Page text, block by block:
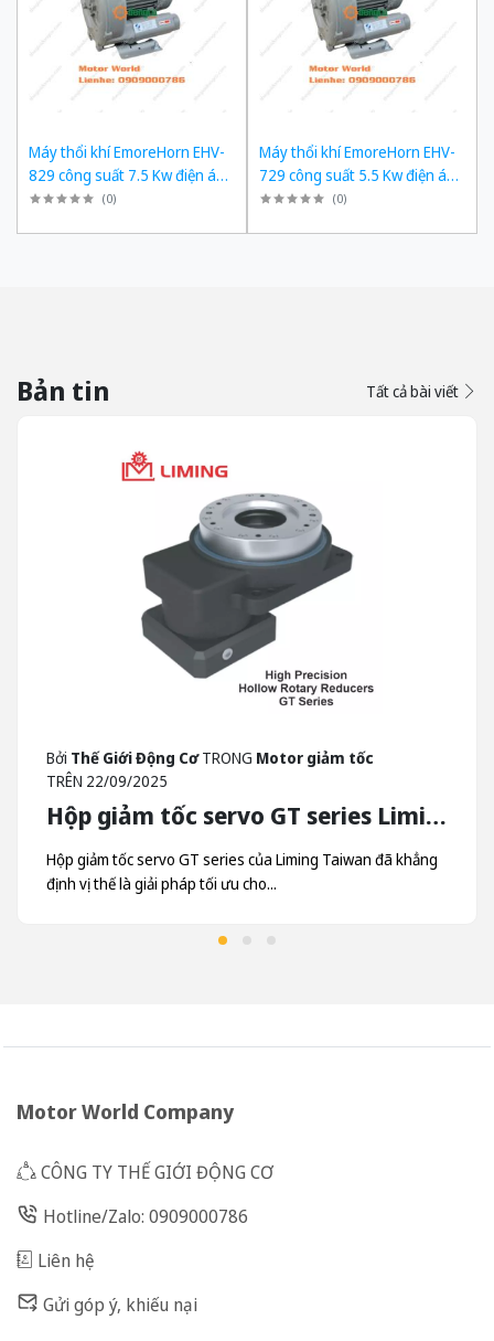
Máy thổi khí EmoreHorn EHV-
829 công suất 7.5 Kw điện áp
3pha 380VAC, 50Hz
(0)
Máy thổi khí EmoreHorn EHV-
729 công suất 5.5 Kw điện áp
3pha 380VAC, 50Hz
(0)
Bản tin Tất cả bài viết
Bởi Thế Giới Động Cơ TRONG Motor giảm tốc
TRÊN 22/09/2025
Hộp giảm tốc servo GT series Liming - Hộp Giảm Tốc Quay Trục Rỗng Liming Taiwan
Hộp giảm tốc servo GT series của Liming Taiwan đã khẳng
định vị thế là giải pháp tối ưu cho...
Motor World Company
CÔNG TY THẾ GIỚI ĐỘNG CƠ
Hotline/Zalo: 0909000786
Liên hệ
Gửi góp ý, khiếu nại